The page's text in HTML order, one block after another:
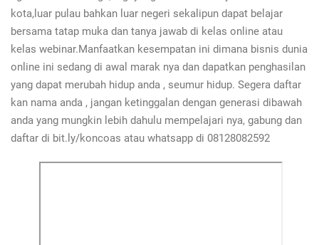
kota,luar pulau bahkan luar negeri sekalipun dapat belajar
bersama tatap muka dan tanya jawab di kelas online atau
kelas webinar.Manfaatkan kesempatan ini dimana bisnis dunia
online ini sedang di awal marak nya dan dapatkan penghasilan
yang dapat merubah hidup anda , seumur hidup. Segera daftar
kan nama anda , jangan ketinggalan dengan generasi dibawah
anda yang mungkin lebih dahulu mempelajari nya, gabung dan
daftar di bit.ly/koncoas atau whatsapp di 08128082592